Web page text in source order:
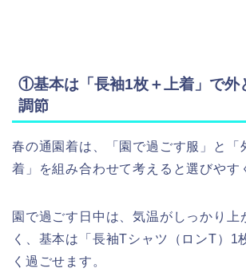
①基本は「長袖1枚＋上着」で外
調節
春の通園着は、 「園で過ごす服」と
着」
を組み合わせて考えると選びやす
園で過ごす日中は、気温がしっかり上
く、基本は「長袖Tシャツ（ロンT）1
く過ごせます。